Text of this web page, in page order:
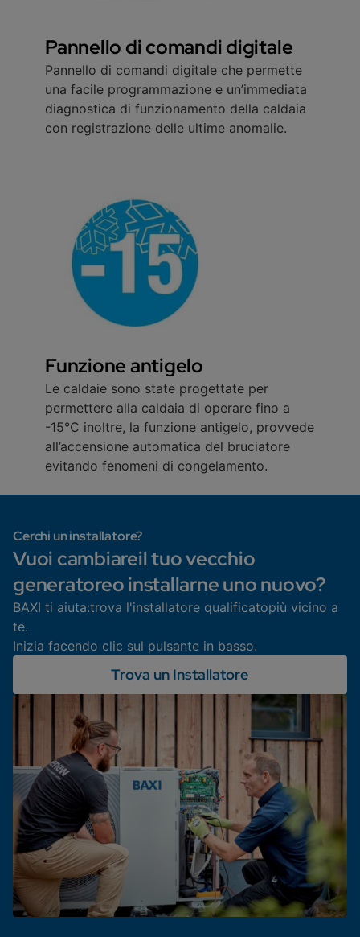
Pannello di comandi digitale
Pannello di comandi digitale che permette
una facile programmazione e un’immediata
diagnostica di funzionamento della caldaia
con registrazione delle ultime anomalie.
Funzione antigelo
Le caldaie sono state progettate per
permettere alla caldaia di operare fino a
-15°C inoltre, la funzione antigelo, provvede
all’accensione automatica del bruciatore
evitando fenomeni di congelamento.
Cerchi un installatore?
Vuoi cambiareil tuo vecchio
generatoreo installarne uno nuovo?
BAXI ti aiuta:trova l'installatore qualificatopiù vicino a
te.
Inizia facendo clic sul pulsante in basso.
Trova un Installatore